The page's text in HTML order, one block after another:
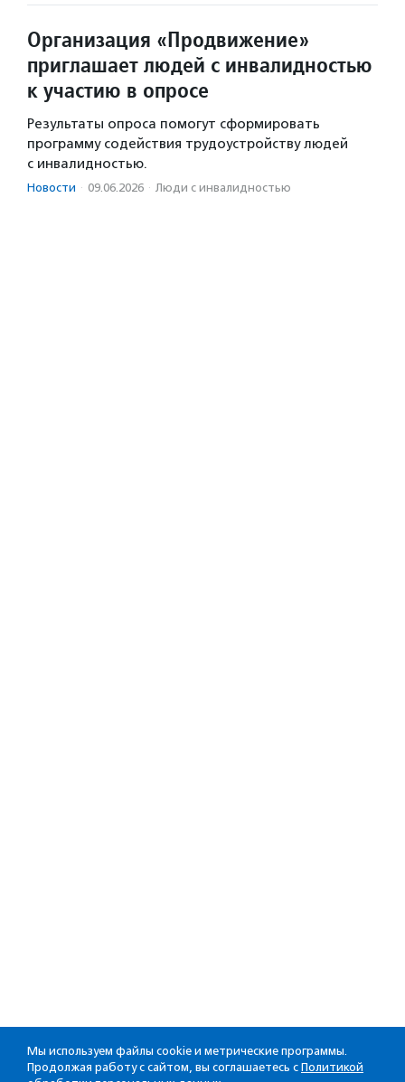
Организация «Продвижение»
приглашает людей с инвалидностью
к участию в опросе
Результаты опроса помогут сформировать
программу содействия трудоустройству людей
с инвалидностью.
Новости · 09.06.2026 · Люди с инвалидностью
Мы используем файлы cookie и метрические программы.
Продолжая работу с сайтом, вы соглашаетесь с Политикой